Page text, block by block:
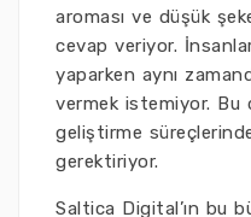
aroması ve düşük
cevap veriyor.
yaparken aynı
vermek istemiyor. Bu
geliştirme
gerektiriyor.
Saltica Digital’ın bu